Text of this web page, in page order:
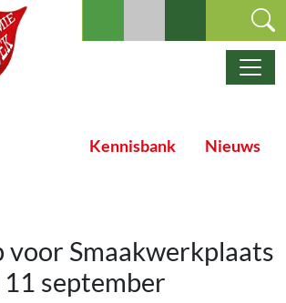
Kennisbank Nieuws
voor Smaakwerkplaats
september